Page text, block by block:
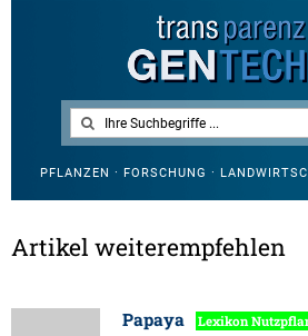
PFLANZEN · FORSCHUNG ·
Artikel weiterempfehlen
Papaya Lexikon